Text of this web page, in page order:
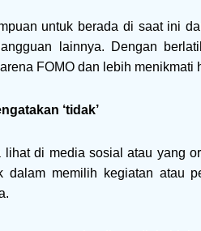
untuk berada di saat ini
lainnya. Dengan
FOMO dan lebih menikmati
‘tidak’
di media sosial atau yang
memilih kegiatan atau